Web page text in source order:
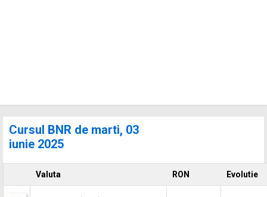
Cursul BNR de marti, 03
iunie 2025
Valuta RON Evolutie